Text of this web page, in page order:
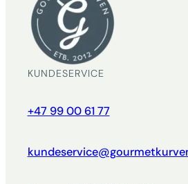
KUNDESERVICE
+47 99 00 61 77